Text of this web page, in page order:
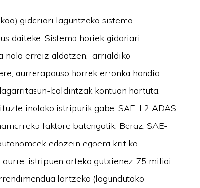
gidariari laguntzeko sistema
daiteke. Sistema horiek gidariari
nola erreiz aldatzen, larrialdiko
aurrerapauso horrek erronka handia
baldintzak kontuan hartuta.
inolako istripurik gabe. SAE-L2 ADAS
faktore batengatik. Beraz, SAE-
edozein egoera kritiko
istripuen arteko gutxienez 75 milioi
lortzeko (lagundutako